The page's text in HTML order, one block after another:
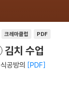
크레마클럽 PDF
김치 수업
공방의 PDF